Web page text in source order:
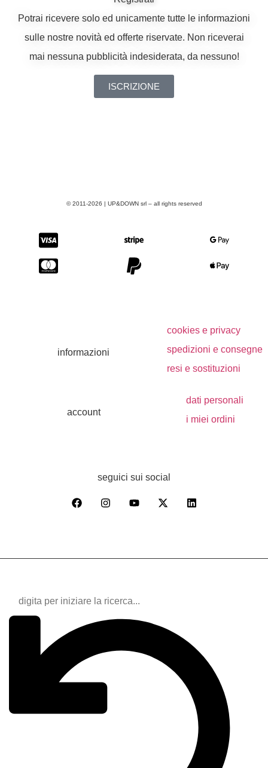
Potrai ricevere solo ed unicamente tutte le informazioni
sulle nostre novità ed offerte riservate. Non riceverai
mai nessuna pubblicità indesiderata, da nessuno!
ISCRIZIONE
© 2011-2026 | UP&DOWN srl – all rights reserved
informazioni
account
cookies e privacy
spedizioni e consegne
resi e sostituzioni
dati personali
i miei ordini
seguici sui social